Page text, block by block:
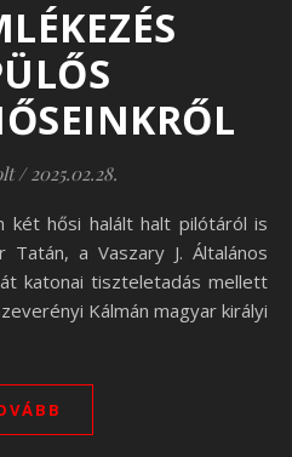
/ 2025.02.28.
Tatán, a Vaszary J. Általános
katonai tiszteletadás mellett
Kálmán magyar királyi